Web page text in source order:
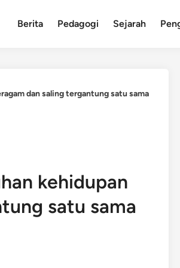
Berita Pedagogi Sejarah
dan saling tergantung satu sama
kehidupan
satu sama